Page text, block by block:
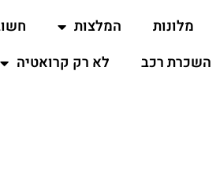
מלונות המלצות
השכרת רכב
לא רק קרואטיה